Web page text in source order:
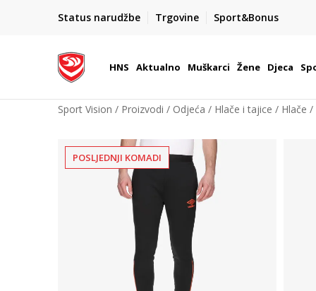
Status narudžbe Trgovine Sport&Bonus
BOX NOW
Dostava 1,50 €
| Više od 800 paketomata u
HNS Aktualno Muškarci Žene Djeca
Sport Vision Proizvodi Odjeća Hlače i tajice Hlače
POSLJEDNJI KOMADI